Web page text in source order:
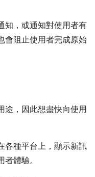
知，或通知對使用者有
會阻止使用者完成原始
途，因此想盡快向使用
各種平台上，顯示新訊
體驗。